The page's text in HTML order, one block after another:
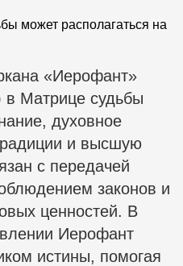
может располагаться на
«Иерофант»
Матрице судьбы
духовное
и высшую
с передачей
законов и
ценностей. В
Иерофант
истины, помогая